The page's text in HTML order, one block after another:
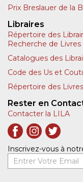
Prix Breslauer de la
Libraires
Répertoire des
Recherche de Livres
Catalogues des
Code des Us et
Répertoire des
Rester en
Contacter la LILA
Inscrivez-vous à
Entrer Votre Email